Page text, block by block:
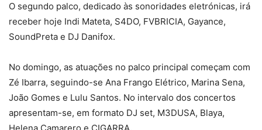
O segundo palco, dedicado às sonoridades eletrónicas, irá
receber hoje Indi Mateta, S4DO, FVBRICIA, Gayance,
SoundPreta e DJ Danifox.
No domingo, as atuações no palco principal começam com
Zé Ibarra, seguindo-se Ana Frango Elétrico, Marina Sena,
João Gomes e Lulu Santos. No intervalo dos concertos
apresentam-se, em formato DJ set, M3DUSA, Blaya,